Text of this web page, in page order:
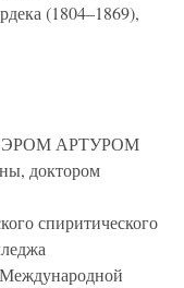
(1804–1869),
АРТУРОМ
доктором
спиритического